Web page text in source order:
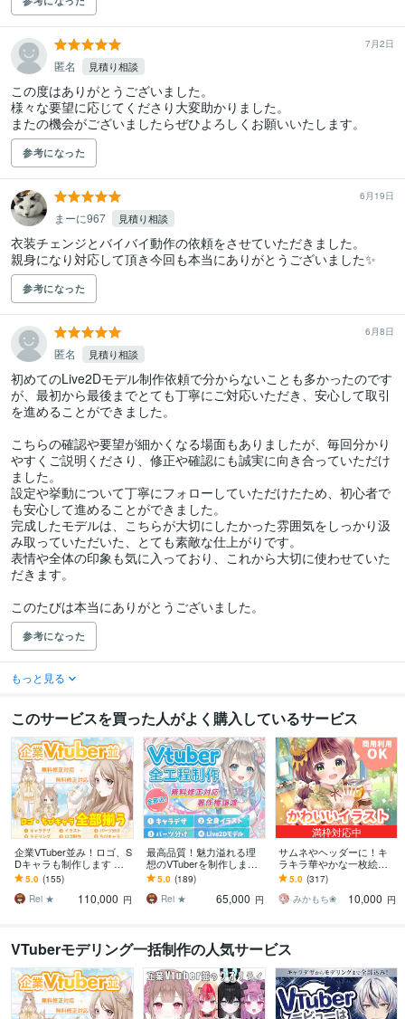
7月2日
匿名 見積り相談
この度はありがとうございました。
様々な要望に応じてくださり大変助かりました。
またの機会がございましたらぜひよろしくお願いいたします。
参考になった
6月19日
まーに967 見積り相談
衣装チェンジとバイバイ動作の依頼をさせていただきました。
親身になり対応して頂き今回も本当にありがとうございました✨️
参考になった
6月8日
匿名 見積り相談
初めてのLive2Dモデル制作依頼で分からないことも多かったのです
が、最初から最後までとても丁寧にご対応いただき、安心して取引
を進めることができました。
こちらの確認や要望が細かくなる場面もありましたが、毎回分かり
やすくご説明くださり、修正や確認にも誠実に向き合っていただけ
ました。
設定や挙動について丁寧にフォローしていただけたため、初心者で
も安心して進めることができました。
完成したモデルは、こちらが大切にしたかった雰囲気をしっかり汲
み取っていただいた、とても素敵な仕上がりです。
表情や全体の印象も気に入っており、これから大切に使わせていた
だきます。
このたびは本当にありがとうございました。
参考になった
もっと見る
このサービスを買った人がよく購入しているサービス
企業VTuber並み！ロゴ、S
Dキャラも制作します デ
ビュー徹底サポート！満
足いくまで修正無制限、
著作権譲渡
5.0 (155)
Rei ★
110,000 円
最高品質！魅力溢れる理
想のVTuberを制作します
好みの絵柄で描けます！
【表情8個付】修正無制
限、著作権譲渡
5.0 (189)
Rei ★
65,000 円
満枠対応中
サムネやヘッダーに！キ
ラキラ華やかな一枚絵描
きます 商用OK！淡くて可
愛い小物や背景、衣装の
デザインも♪
5.0 (317)
みかもち❀
10,000 円
VTuberモデリング一括制作の人気サービス